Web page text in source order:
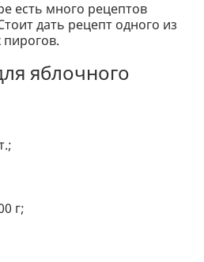
есть много рецептов
дать рецепт одного из
яблочного
г;